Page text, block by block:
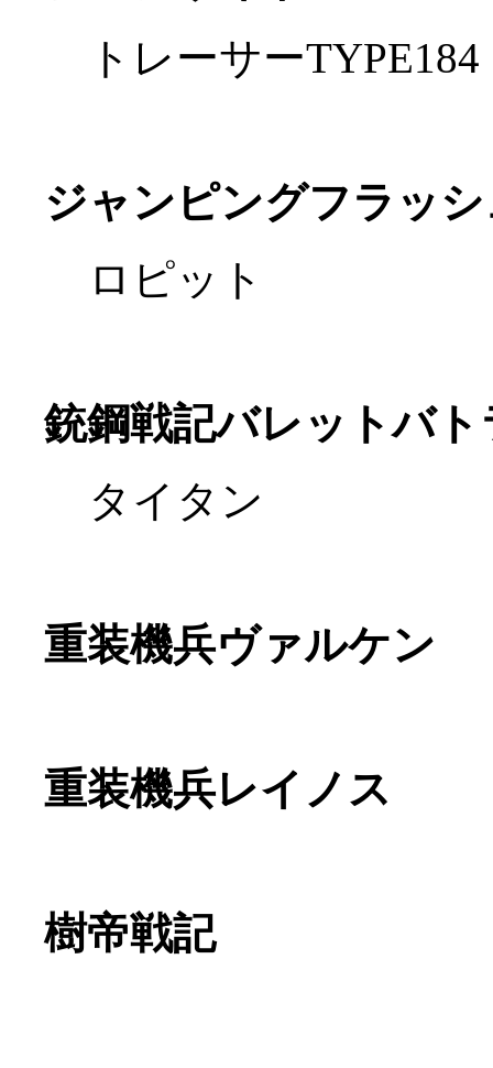
トレーサーTYPE184
ジャンピングフラッ
ロピット
銃鋼戦記バレットバト
タイタン
重装機兵ヴァルケン
重装機兵レイノス
樹帝戦記